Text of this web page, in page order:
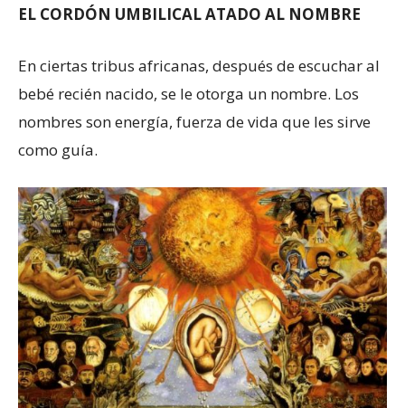
EL CORDÓN UMBILICAL ATADO AL NOMBRE
En ciertas tribus africanas, después de escuchar al
bebé recién nacido, se le otorga un nombre. Los
nombres son energía, fuerza de vida que les sirve
como guía.